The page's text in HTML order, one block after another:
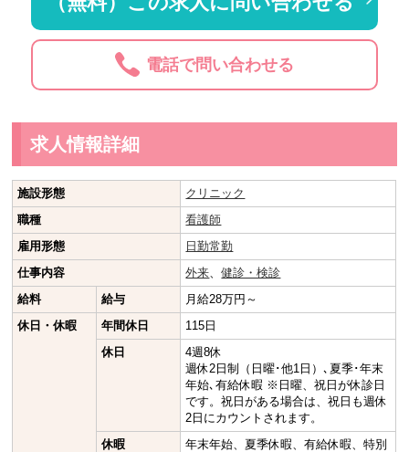
電話で問い合わせる
求人情報詳細
施設形態
クリニック
職種
看護師
雇用形態
日勤常勤
仕事内容
外来 、健診・検診
給料
給与
月給28万円～
休日・休暇
年間休日
115日
休日
4週8休
週休2日制（日曜･他1日）､夏季･年末
年始､有給休暇 ※日曜、祝日が休診日
です。祝日がある場合は、祝日も週休
2日にカウントされます。
休暇
年末年始、夏季休暇、有給休暇、特別